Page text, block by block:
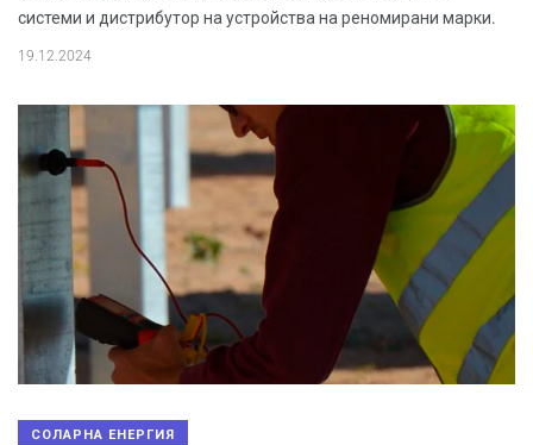
системи и дистрибутор на устройства на реномирани марки.
19.12.2024
СОЛАРНА ЕНЕРГИЯ